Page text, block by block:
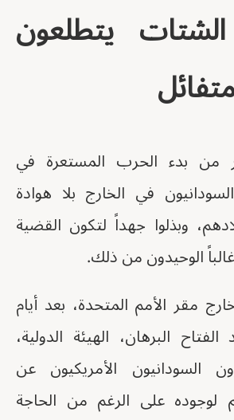
يتطلعون
من بدء الحرب المستعرة في
في الخارج بلا هوادة
وبذلوا جهداً لتكون القضية
الوحيدون من ذلك.
مقر الأمم المتحدة، بعد أيام
البرهان، الهيئة الدولية،
السودانيون الأمريكيون عن
على الرغم من الحاجة